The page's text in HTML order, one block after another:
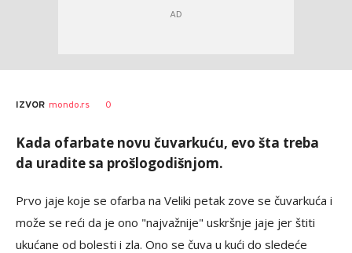
IZVOR mondo.rs 0
Kada ofarbate novu čuvarkuću, evo šta treba
da uradite sa prošlogodišnjom.
Prvo jaje koje se ofarba na Veliki petak zove se čuvarkuća i
može se reći da je ono "najvažnije" uskršnje jaje jer štiti
ukućane od bolesti i zla. Ono se čuva u kući do sledeće